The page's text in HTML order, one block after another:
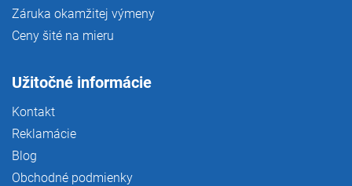
Záruka okamžitej výmeny
Ceny šité na mieru
Užitočné informácie
Kontakt
Reklamácie
Blog
Obchodné podmienky